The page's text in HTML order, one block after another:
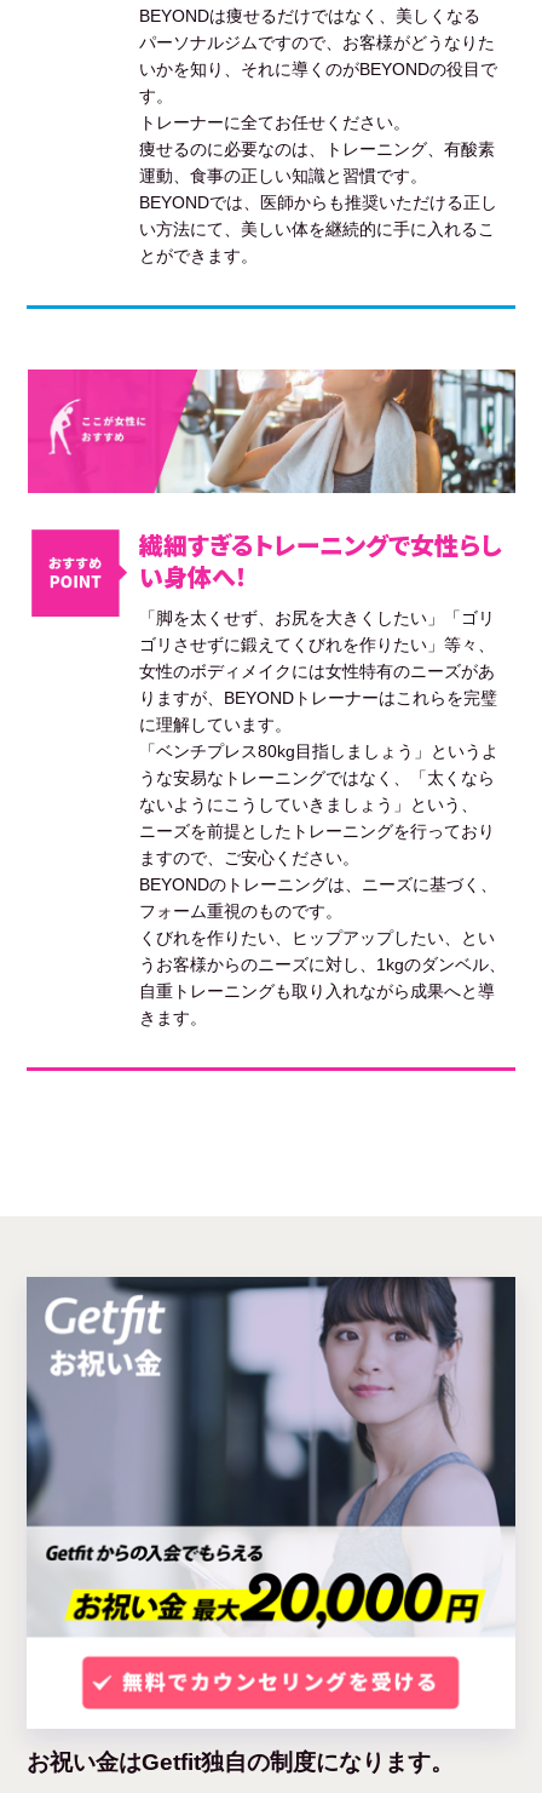
BEYONDは痩せるだけではなく、美しくなる
パーソナルジムですので、お客様がどうなりた
いかを知り、それに導くのがBEYONDの役目で
す。
トレーナーに全てお任せください。
痩せるのに必要なのは、トレーニング、有酸素
運動、食事の正しい知識と習慣です。
BEYONDでは、医師からも推奨いただける正し
い方法にて、美しい体を継続的に手に入れるこ
とができます。
繊細すぎるトレーニングで女性らし
い身体へ！
「脚を太くせず、お尻を大きくしたい」「ゴリ
ゴリさせずに鍛えてくびれを作りたい」等々、
女性のボディメイクには女性特有のニーズがあ
りますが、BEYONDトレーナーはこれらを完璧
に理解しています。
「ベンチプレス80kg目指しましょう」というよ
うな安易なトレーニングではなく、「太くなら
ないようにこうしていきましょう」という、
ニーズを前提としたトレーニングを行っており
ますので、ご安心ください。
BEYONDのトレーニングは、ニーズに基づく、
フォーム重視のものです。
くびれを作りたい、ヒップアップしたい、とい
うお客様からのニーズに対し、1kgのダンベル、
自重トレーニングも取り入れながら成果へと導
きます。
お祝い金はGetfit独自の制度になります。